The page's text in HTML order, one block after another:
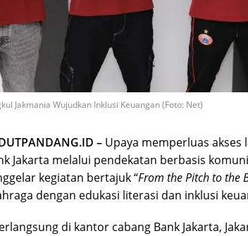
Jakmania Wujudkan Inklusi Keuangan (Foto: Net)
– Upaya memperluas akses
Jakarta melalui pendekatan berbasis
kegiatan bertajuk “From the Pitch to the
dengan edukasi literasi dan inklusi
di kantor cabang Bank Jakarta,